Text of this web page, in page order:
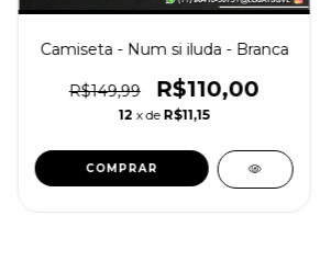
Camiseta - Num si iluda - Branca
R$149,99 R$110,00
12 x de R$11,15
COMPRAR